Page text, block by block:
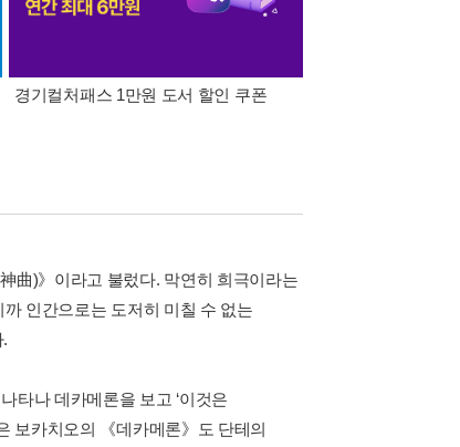
경기컬처패스 1만원 도서 할인 쿠폰
曲)》이라고 불렀다. 막연히 희극이라는
인간으로는 도저히 미칠 수 없는
타나 데카메론을 보고 ‘이것은
보카치오의 《데카메론》도 단테의